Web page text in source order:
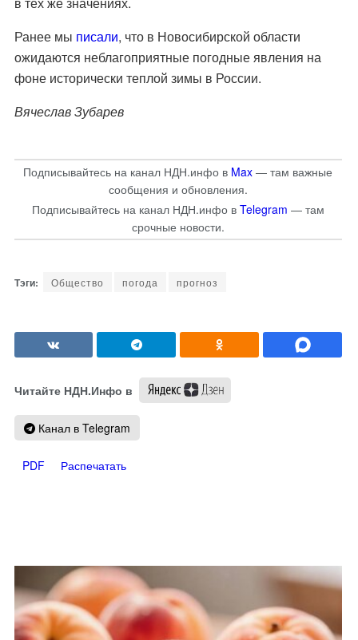
Ранее мы писали, что в Новосибирской области
ожидаются неблагоприятные погодные явления на
фоне исторически теплой зимы в России.
Вячеслав Зубарев
Подписывайтесь на канал НДН.инфо в Max — там важные
сообщения и обновления.
Подписывайтесь на канал НДН.инфо в Telegram — там
срочные новости.
Общество погода прогноз
Читайте НДН.Инфо в
Канал в Telegram
PDF Распечатать